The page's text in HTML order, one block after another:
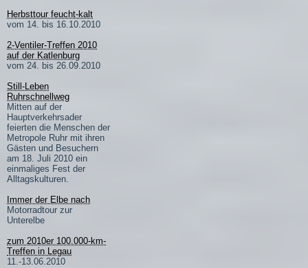
Herbsttour feucht-kalt
vom 14. bis 16.10.2010
2-Ventiler-Treffen 2010
auf der Katlenburg
vom 24. bis 26.09.2010
Still-Leben
Ruhrschnellweg
Mitten auf der
Hauptverkehrsader
feierten die Menschen der
Metropole Ruhr mit ihren
Gästen und Besuchern
am 18. Juli 2010 ein
einmaliges Fest der
Alltagskulturen.
Immer der Elbe nach
Motorradtour zur
Unterelbe
zum 2010er 100.000-km-
Treffen in Legau
11.-13.06.2010